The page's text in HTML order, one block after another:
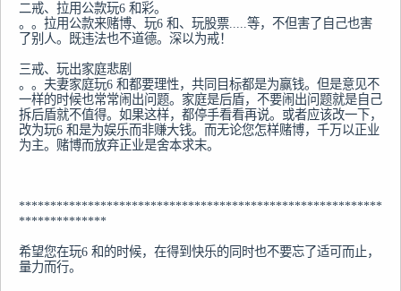
二戒、拉用公款玩6 和彩。
。。拉用公款来赌博、玩6 和、玩股票.....等，不但害了自己也害
了别人。既违法也不道德。深以为戒！
三戒、玩出家庭悲剧
。。夫妻家庭玩6 和都要理性，共同目标都是为赢钱。但是意见不
一样的时候也常常闹出问题。家庭是后盾，不要闹出问题就是自己
拆后盾就不值得。如果这样，都停手看看再说。或者应该改一下，
改为玩6 和是为娱乐而非赚大钱。而无论您怎样赌博，千万以正业
为主。赌博而放弃正业是舍本求末。
**********************************************************
**************
希望您在玩6 和的时候，在得到快乐的同时也不要忘了适可而止，
量力而行。